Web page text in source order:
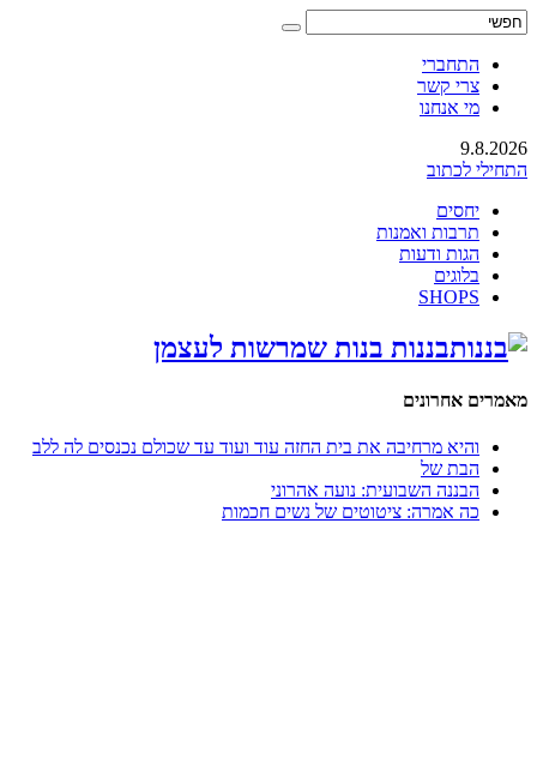
התחברי
צרי קשר
מי אנחנו
9.8.2026
התחילי לכתוב
יחסים
תרבות ואמנות
הגות ודעות
בלוגים
SHOPS
בננות בנות שמרשות לעצמן
מאמרים אחרונים
והיא מרחיבה את בית החזה עוד ועוד עד שכולם נכנסים לה ללב
הבת של
הבננה השבועית: נועה אהרוני
כה אמרה: ציטוטים של נשים חכמות